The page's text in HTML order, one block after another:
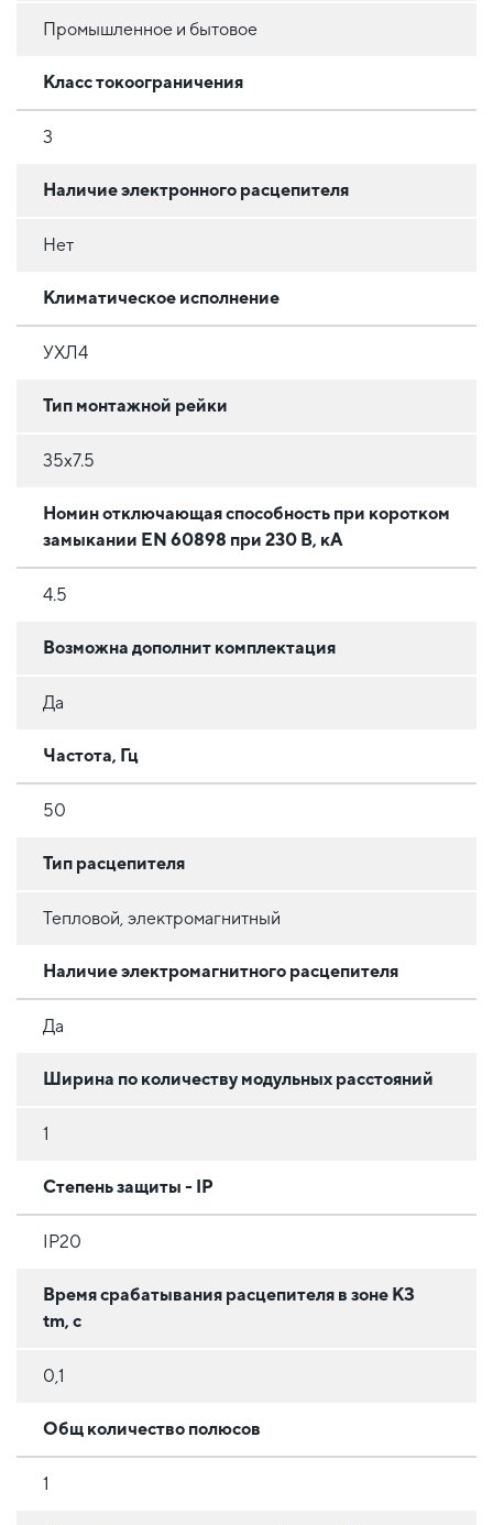
Промышленное и бытовое
Класс токоограничения
3
Наличие электронного расцепителя
Нет
Климатическое исполнение
УХЛ4
Тип монтажной рейки
35x7.5
Номин отключающая способность при коротком
замыкании EN 60898 при 230 В, кА
4.5
Возможна дополнит комплектация
Да
Частота, Гц
50
Тип расцепителя
Тепловой, электромагнитный
Наличие электромагнитного расцепителя
Да
Ширина по количеству модульных расстояний
1
Степень защиты - IP
IP20
Время срабатывания расцепителя в зоне КЗ
tm, с
0,1
Общ количество полюсов
1